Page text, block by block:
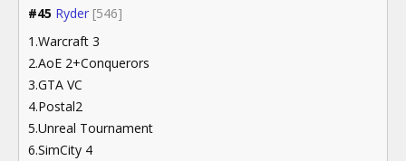
#45 Ryder [546]
1.Warcraft 3
2.AoE 2+Conquerors
3.GTA VC
4.Postal2
5.Unreal Tournament
6.SimCity 4